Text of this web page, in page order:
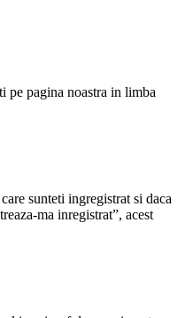
pe pagina noastra in limba
sunteti ingregistrat si daca
ma inregistrat”, acest